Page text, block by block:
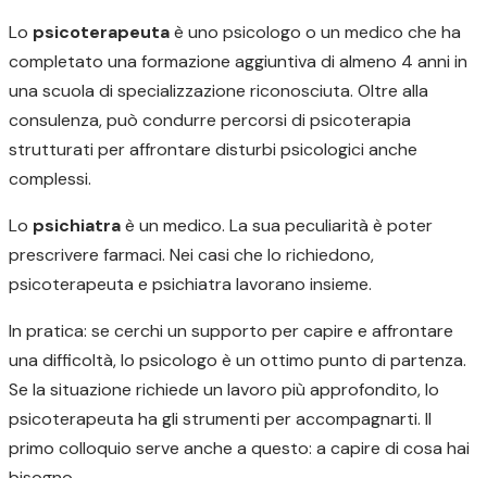
Lo psicoterapeutaè uno psicologo o un medico che ha
completato una formazione aggiuntiva di almeno 4 anni in
una scuola di specializzazione riconosciuta. Oltre alla
consulenza, può condurre percorsi di psicoterapia
strutturati per affrontare disturbi psicologici anche
complessi.
Lo psichiatraè un medico. La sua peculiarità è poter
prescrivere farmaci. Nei casi che lo richiedono,
psicoterapeuta e psichiatra lavorano insieme.
In pratica: se cerchi un supporto per capire e affrontare
una difficoltà, lo psicologo è un ottimo punto di partenza.
Se la situazione richiede un lavoro più approfondito, lo
psicoterapeuta ha gli strumenti per accompagnarti. Il
primo colloquio serve anche a questo: a capire di cosa hai